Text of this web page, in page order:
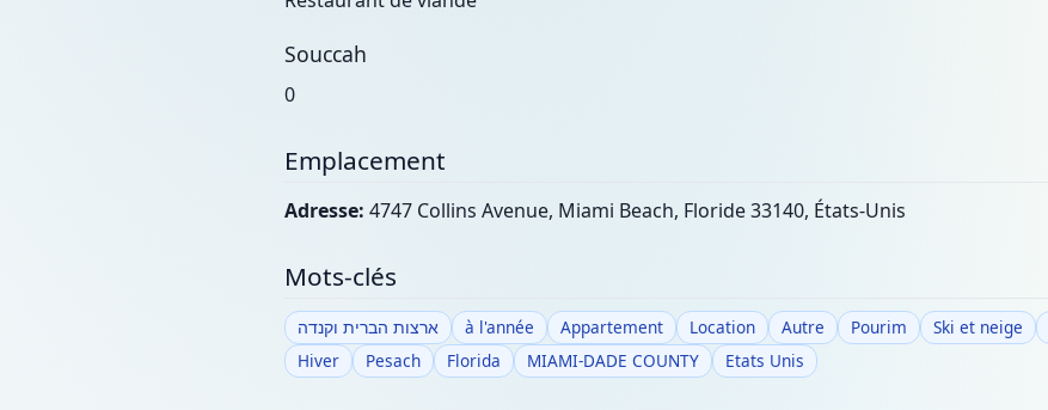
Souccah
0
Emplacement
Adresse: 4747 Collins Avenue, Miami Beach, Floride 33140, États-Unis
Mots-clés
ארצות הברית וקנדה à l'année Appartement Location Autre Pourim Ski et neige
Hiver
Pesach Florida MIAMI-DADE COUNTY Etats Unis